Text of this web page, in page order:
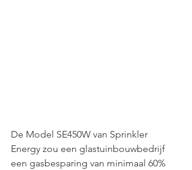
De Model SE450W van Sprinkler
Energy zou een glastuinbouwbedrijf
een gasbesparing van minimaal 60%